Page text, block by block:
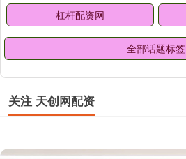
杠杆配资网
全部话题标签
关注 天创网配资